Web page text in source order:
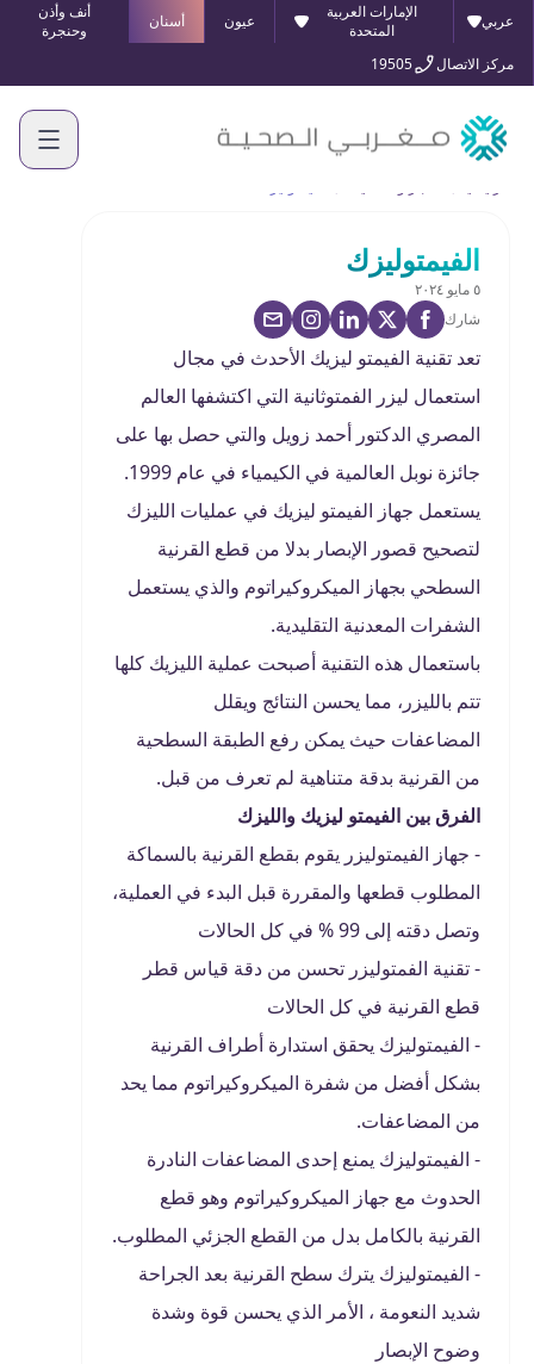
عربي
الإمارات العربية
المتحدة
عيون أسنان
أنف وأذن
وحنجرة
مركز الاتصال
19505
الفيمتوليزك
٥ مايو ٢٠٢٤
شارك
تعد تقنية الفيمتو ليزيك الأحدث في مجال
استعمال ليزر الفمتوثانية التي اكتشفها العالم
المصري الدكتور أحمد زويل والتي حصل بها على
جائزة نوبل العالمية في الكيمياء في عام 1999.
يستعمل جهاز الفيمتو ليزيك في عمليات الليزك
لتصحيح قصور الإبصار بدلا من قطع القرنية
السطحي بجهاز الميكروكيراتوم والذي يستعمل
الشفرات المعدنية التقليدية.
باستعمال هذه التقنية أصبحت عملية الليزيك كلها
تتم بالليزر، مما يحسن النتائج ويقلل
المضاعفات حيث يمكن رفع الطبقة السطحية
من القرنية بدقة متناهية لم تعرف من قبل.
الفرق بين الفيمتو ليزيك والليزك
- جهاز الفيمتوليزر يقوم بقطع القرنية بالسماكة
المطلوب قطعها والمقررة قبل البدء في العملية،
وتصل دقته إلى 99 % في كل الحالات
- تقنية الفمتوليزر تحسن من دقة قياس قطر
قطع القرنية في كل الحالات
- الفيمتوليزك يحقق استدارة أطراف القرنية
بشكل أفضل من شفرة الميكروكيراتوم مما يحد
من المضاعفات.
- الفيمتوليزك يمنع إحدى المضاعفات النادرة
الحدوث مع جهاز الميكروكيراتوم وهو قطع
القرنية بالكامل بدل من القطع الجزئي المطلوب.
- الفيمتوليزك يترك سطح القرنية بعد الجراحة
شديد النعومة ، الأمر الذي يحسن قوة وشدة
وضوح الإبصار